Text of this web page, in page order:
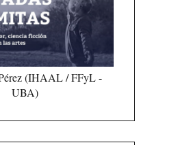
(IHAAL / FFyL -
UBA)